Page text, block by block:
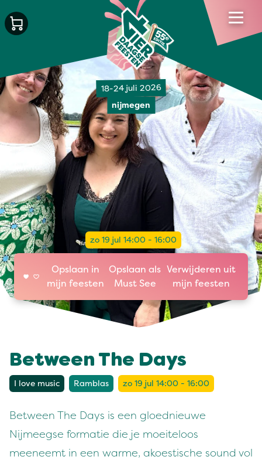
18-24 juli 2026
nijmegen
zo 19 jul 14:00 - 16:00
Opslaan in
mijn feesten
Opslaan als
Must See
Verwijderen uit
mijn feesten
Between The Days
I love music Ramblas zo 19 jul 14:00 - 16:00
Between The Days is een gloednieuwe
Nijmeegse formatie die je moeiteloos
meeneemt in een warme, akoestische sound vol